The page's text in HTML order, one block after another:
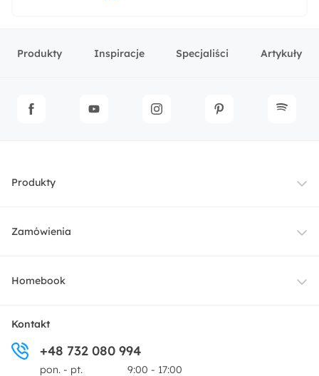
Produkty Inspiracje Specjaliści Artykuły
Produkty
Meble
Zamówienia
Dostawa
Zwroty
Homebook
O nas
Centrum prasowe
Kontakt
+48 732 080 994
pon. - pt.
9:00 - 17:00